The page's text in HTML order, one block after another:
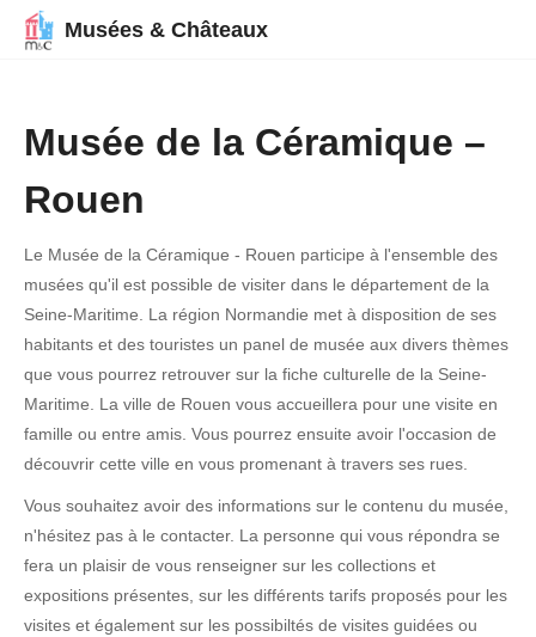
Musées & Châteaux
Musée de la Céramique –
Rouen
Le Musée de la Céramique - Rouen participe à l'ensemble des
musées qu'il est possible de visiter dans le département de la
Seine-Maritime. La région Normandie met à disposition de ses
habitants et des touristes un panel de musée aux divers thèmes
que vous pourrez retrouver sur la fiche culturelle de la Seine-
Maritime. La ville de Rouen vous accueillera pour une visite en
famille ou entre amis. Vous pourrez ensuite avoir l'occasion de
découvrir cette ville en vous promenant à travers ses rues.
Vous souhaitez avoir des informations sur le contenu du musée,
n'hésitez pas à le contacter. La personne qui vous répondra se
fera un plaisir de vous renseigner sur les collections et
expositions présentes, sur les différents tarifs proposés pour les
visites et également sur les possibiltés de visites guidées ou